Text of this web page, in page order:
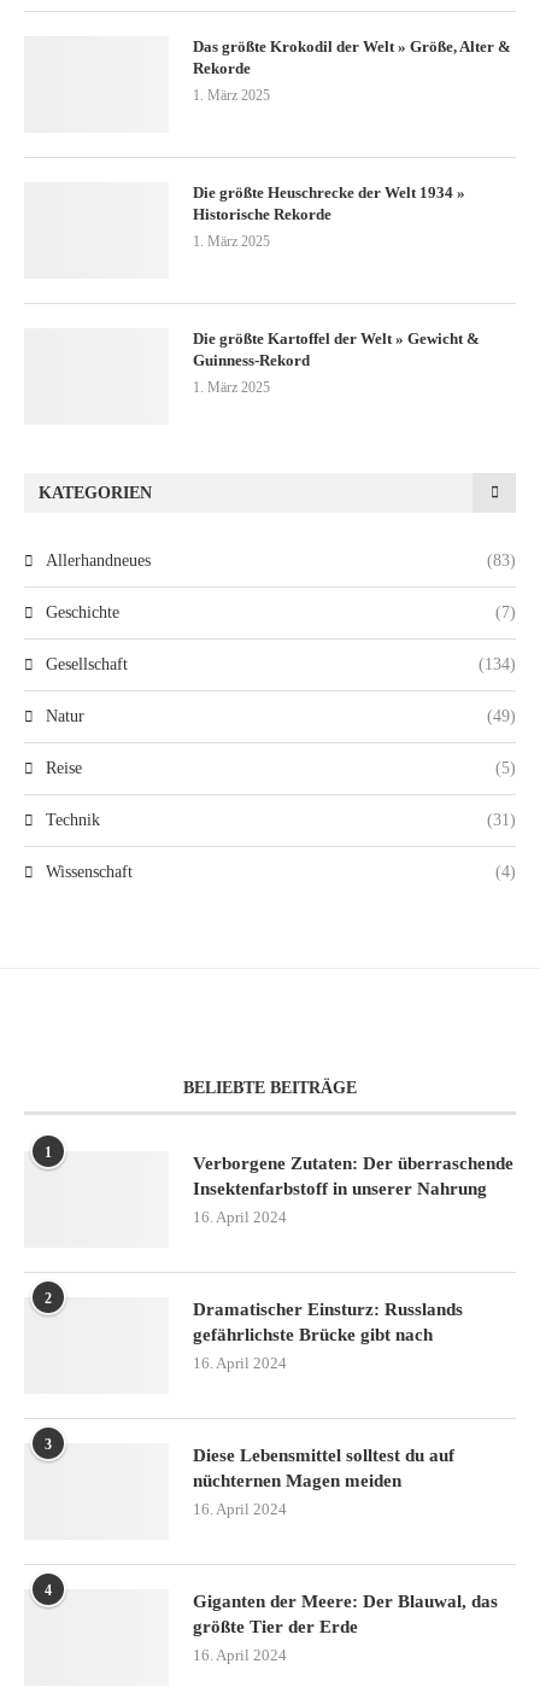
Das größte Krokodil der Welt » Größe, Alter &
Rekorde
1. März 2025
Die größte Heuschrecke der Welt 1934 »
Historische Rekorde
1. März 2025
Die größte Kartoffel der Welt » Gewicht &
Guinness-Rekord
1. März 2025
KATEGORIEN
Allerhandneues (83)
Geschichte (7)
Gesellschaft (134)
Natur (49)
Reise (5)
Technik (31)
Wissenschaft (4)
BELIEBTE BEITRÄGE
1
Verborgene Zutaten: Der überraschende
Insektenfarbstoff in unserer Nahrung
16. April 2024
2
Dramatischer Einsturz: Russlands
gefährlichste Brücke gibt nach
16. April 2024
3
Diese Lebensmittel solltest du auf
nüchternen Magen meiden
16. April 2024
4
Giganten der Meere: Der Blauwal, das
größte Tier der Erde
16. April 2024